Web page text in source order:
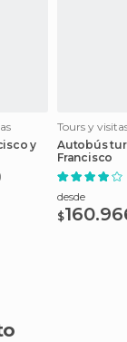
y
Tours y
Autobús
Francisco
desde
$